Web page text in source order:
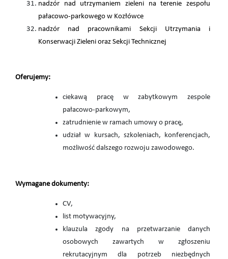
nadzór nad utrzymaniem zieleni na terenie zespołu
pałacowo-parkowego w Kozłówce
nadzór nad pracownikami Sekcji Utrzymania i
Konserwacji Zieleni oraz Sekcji Technicznej
Oferujemy:
ciekawą pracę w zabytkowym zespole
pałacowo-parkowym,
zatrudnienie w ramach umowy o pracę,
udział w kursach, szkoleniach, konferencjach,
możliwość dalszego rozwoju zawodowego.
Wymagane dokumenty:
CV,
list motywacyjny,
klauzula zgody na przetwarzanie danych
osobowych zawartych w zgłoszeniu
rekrutacyjnym dla potrzeb niezbędnych